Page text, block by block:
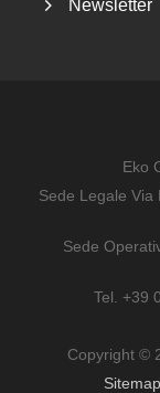
Newsletter
Eko
Sede Legale Via
Sede
Tel. +39
Copyright ©
Sitemap